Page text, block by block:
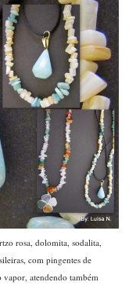
rosa, dolomita, sodalita,
com pingentes de
vapor, atendendo também